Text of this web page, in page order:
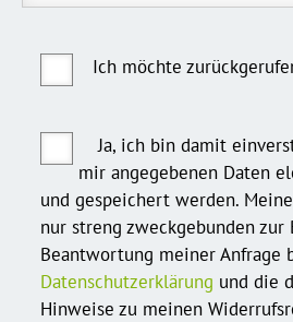
Ich möchte
Ja, ich bin damit
mir angegebenen Daten
und gespeichert werden.
nur streng zweckgebunden zur
Beantwortung meiner Anfrage
Datenschutzerklärung und die
Hinweise zu meinen